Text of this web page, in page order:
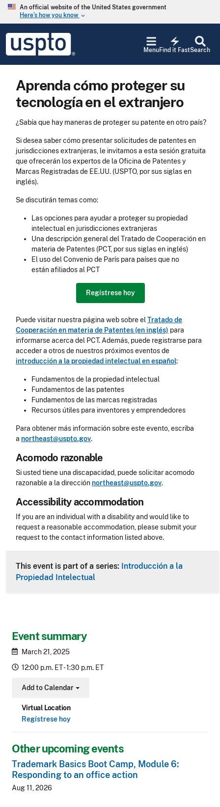
Skip to main content
An official website of the United States government
Here’s how you know keyboard_arrow_down
USPTO
United
States
Trademark
Office
Search
electric_bolt
Find it Fast
Menu
Event summary
March 21, 2025
12:00 p.m. ET - 1:30 p.m. ET
Add to Calendar
Toggle Dropdown
Virtual Location
Regístrese hoy
Other upcoming events
Trademark Basics Boot Camp, Module 6:
Responding to an office action
Aug 11, 2026
Aprenda cómo proteger su
tecnología en el extranjero
¿Sabía que hay maneras de proteger su patente en otro país?
Si desea saber cómo presentar solicitudes de patentes en
jurisdicciones extranjeras, le invitamos a esta sesión gratuita
que ofrecerán los expertos de la Oficina de Patentes y
Marcas Registradas de EE.UU. (USPTO, por sus siglas en
inglés).
Se discutirán temas como:
Las opciones para ayudar a proteger su propiedad
intelectual en jurisdicciones extranjeras
Una descripción general del Tratado de Cooperación en
materia de Patentes (PCT, por sus siglas en inglés)
El uso del Convenio de París para países que no
están afiliados al PCT
Regístrese hoy
Puede visitar nuestra página web sobre elTratado de
Cooperación en materia de Patentes (en inglés) para
informarse acerca del PCT. Además, puede registrarse para
acceder a otros de nuestros próximos eventos de
introducción a la propiedad intelectual en español:
Fundamentos de la propiedad intelectual
Fundamentos de las patentes
Fundamentos de las marcas registradas
Recursos útiles para inventores y emprendedores
Para obtener más información sobre este evento, escriba
a northeast@uspto.gov.
Acomodo razonable
Si usted tiene una discapacidad, puede solicitar acomodo
razonable a la dirección northeast@uspto.gov.
Accessibility accommodation
Accessibility
If you are an individual with a disability and would like to
request a reasonable accommodation, please submit your
request to the contact information listed above.
This event is part of a series:
Introducción a la
Propiedad Intelectual